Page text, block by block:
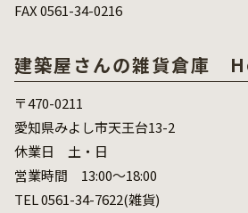
FAX 0561-34-0216
建築屋さんの雑貨倉庫
〒470-0211
愛知県みよし市天王台13-2
休業日 土・日
営業時間 13:00～18:00
TEL 0561-34-7622(雑貨)